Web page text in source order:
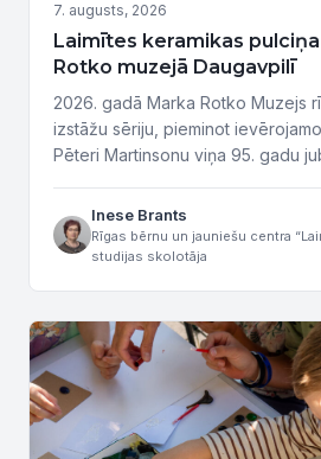
7. augusts, 2026
Laimītes keramikas
Rotko muzejā Daugavpilī
2026. gadā Marka Rotko Muzejs
izstāžu sēriju, pieminot
Pēteri Martinsonu viņa 95. gadu
audzēkņu darbi – daļa no
Marka Rotko Mākslas Muzejs
cietoksnī Latvijas otrajā lielākajā
Inese Brants
Rīgas bērnu un jauniešu centra
studijas skolotāja